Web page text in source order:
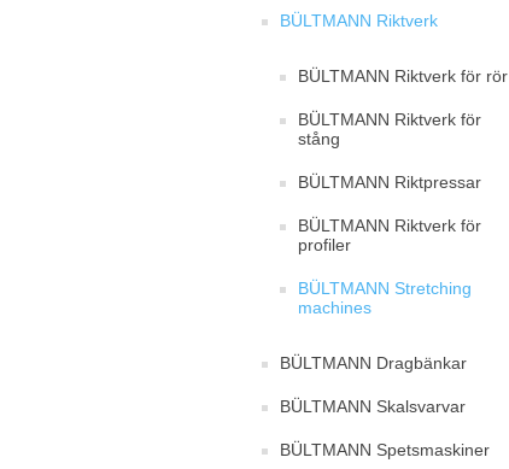
BÜLTMANN Riktverk
BÜLTMANN Riktverk för rör
BÜLTMANN Riktverk för
stång
BÜLTMANN Riktpressar
BÜLTMANN Riktverk för
profiler
BÜLTMANN Stretching
machines
BÜLTMANN Dragbänkar
BÜLTMANN Skalsvarvar
BÜLTMANN Spetsmaskiner